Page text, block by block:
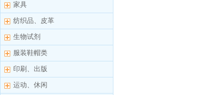
家具
纺织品、皮革
生物试剂
服装鞋帽类
印刷、出版
运动、休闲